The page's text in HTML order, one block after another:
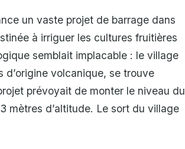
un vaste projet de barrage dans
à irriguer les cultures fruitières
semblait implacable : le village
volcanique, se trouve
prévoyait de monter le niveau du
mètres d’altitude. Le sort du village